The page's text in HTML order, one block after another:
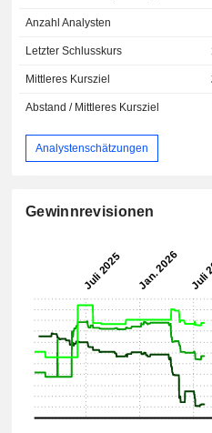
Anzahl Analysten
Letzter Schlusskurs
Mittleres Kursziel
Abstand / Mittleres Kursziel
Analystenschätzungen
Gewinnrevisionen